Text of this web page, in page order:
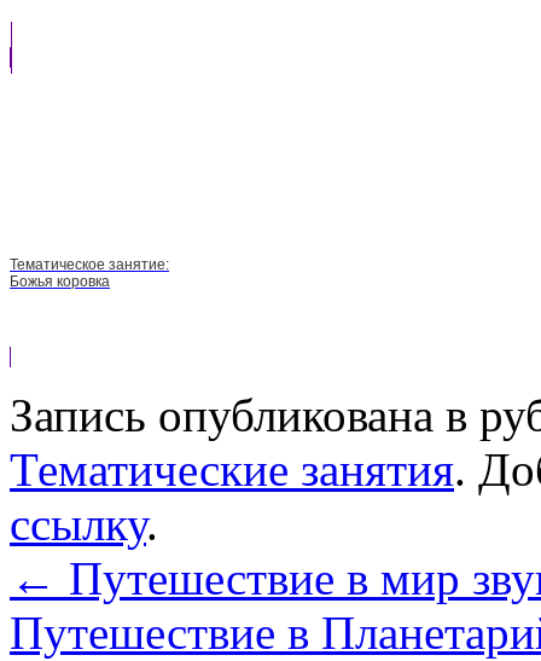
Тематическое занятие:
Божья коровка
Запись опубликована в
Тематические занятия.
ссылку.
← Путешествие в мир
Путешествие в